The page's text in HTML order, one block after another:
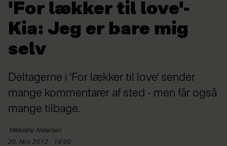
'For lækker til love'-
Kia: Jeg er bare mig
selv
Deltagerne i 'For lækker til love' sender
mange kommentarer af sted - men får også
mange tilbage.
Mikkeline Andersen
20. Nov 2012 - 14:00